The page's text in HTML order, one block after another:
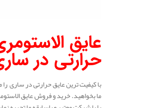
عایق
حرارتی در
با کیفیت ترین عایق حرارتی در ساری را
ما بخواهید. خرید و فروش عایق